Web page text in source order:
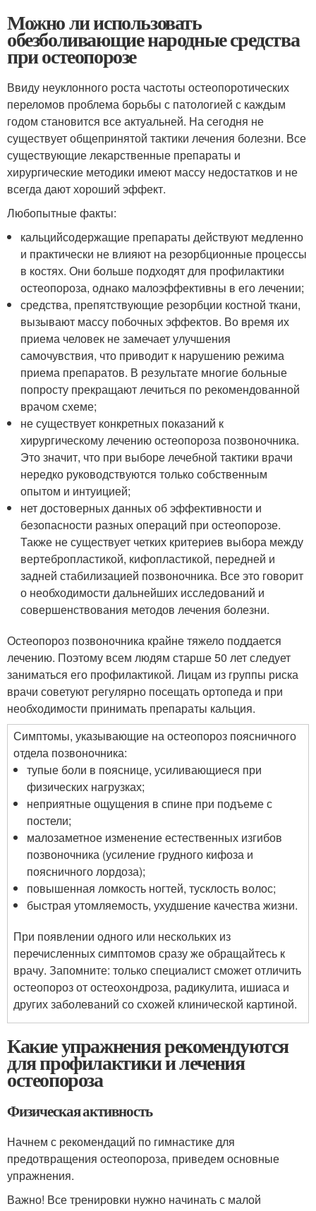
Можно ли использовать
обезболивающие народные средства
при остеопорозе
Ввиду неуклонного роста частоты остеопоротических
переломов проблема борьбы с патологией с каждым
годом становится все актуальней. На сегодня не
существует общепринятой тактики лечения болезни. Все
существующие лекарственные препараты и
хирургические методики имеют массу недостатков и не
всегда дают хороший эффект.
Любопытные факты:
кальцийсодержащие препараты действуют медленно
и практически не влияют на резорбционные процессы
в костях. Они больше подходят для профилактики
остеопороза, однако малоэффективны в его лечении;
средства, препятствующие резорбции костной ткани,
вызывают массу побочных эффектов. Во время их
приема человек не замечает улучшения
самочувствия, что приводит к нарушению режима
приема препаратов. В результате многие больные
попросту прекращают лечиться по рекомендованной
врачом схеме;
не существует конкретных показаний к
хирургическому лечению остеопороза позвоночника.
Это значит, что при выборе лечебной тактики врачи
нередко руководствуются только собственным
опытом и интуицией;
нет достоверных данных об эффективности и
безопасности разных операций при остеопорозе.
Также не существует четких критериев выбора между
вертебропластикой, кифопластикой, передней и
задней стабилизацией позвоночника. Все это говорит
о необходимости дальнейших исследований и
совершенствования методов лечения болезни.
Остеопороз позвоночника крайне тяжело поддается
лечению. Поэтому всем людям старше 50 лет следует
заниматься его профилактикой. Лицам из группы риска
врачи советуют регулярно посещать ортопеда и при
необходимости принимать препараты кальция.
Симптомы, указывающие на остеопороз поясничного
отдела позвоночника:
тупые боли в пояснице, усиливающиеся при
физических нагрузках;
неприятные ощущения в спине при подъеме с
постели;
малозаметное изменение естественных изгибов
позвоночника (усиление грудного кифоза и
поясничного лордоза);
повышенная ломкость ногтей, тусклость волос;
быстрая утомляемость, ухудшение качества жизни.
При появлении одного или нескольких из
перечисленных симптомов сразу же обращайтесь к
врачу. Запомните: только специалист сможет отличить
остеопороз от остеохондроза, радикулита, ишиаса и
других заболеваний со схожей клинической картиной.
Какие упражнения рекомендуются
для профилактики и лечения
остеопороза
Физическая активность
Начнем с рекомендаций по гимнастике для
предотвращения остеопороза, приведем основные
упражнения.
Важно! Все тренировки нужно начинать с малой